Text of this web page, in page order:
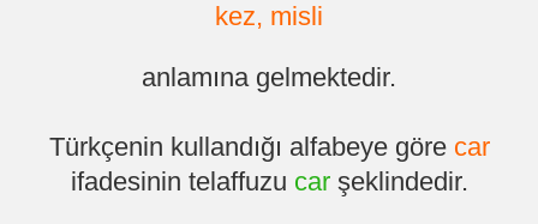
kez, misli
anlamına gelmektedir.
Türkçenin kullandığı alfabeye göre car
ifadesinin telaffuzu carşeklindedir.